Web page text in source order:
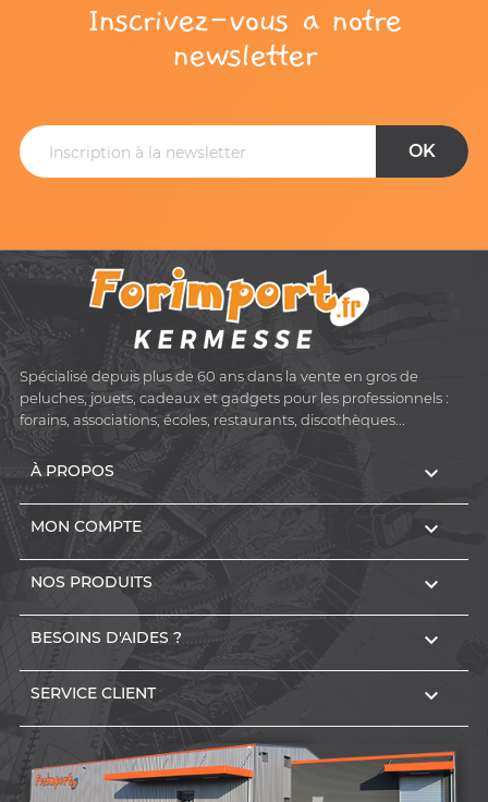
Inscrivez-vous a notre
newsletter
Spécialisé depuis plus de 60 ans dans la vente en gros de
peluches, jouets, cadeaux et gadgets pour les professionnels :
forains, associations, écoles, restaurants, discothèques...
À PROPOS 
MON COMPTE 
NOS PRODUITS 
BESOINS D'AIDES ? 
SERVICE CLIENT 